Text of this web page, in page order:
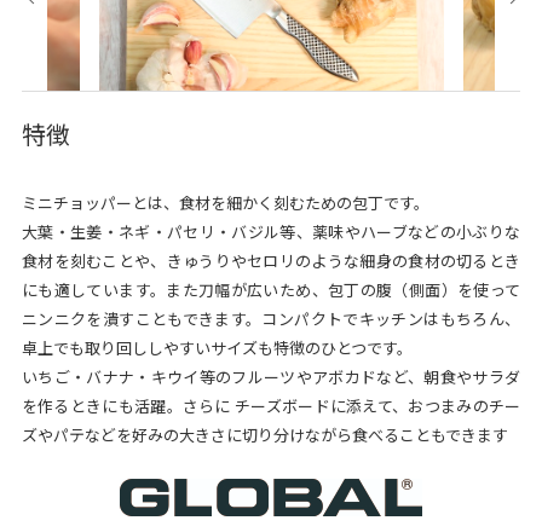
特徴
ミニチョッパーとは、食材を細かく刻むための包丁です。
大葉・生姜・ネギ・パセリ・バジル等、薬味やハーブなどの小ぶりな
食材を刻むことや、きゅうりやセロリのような細身の食材の切るとき
にも適しています。また刀幅が広いため、包丁の腹（側面）を使って
ニンニクを潰すこともできます。コンパクトでキッチンはもちろん、
卓上でも取り回ししやすいサイズも特徴のひとつです。
いちご・バナナ・キウイ等のフルーツやアボカドなど、朝食やサラダ
を作るときにも活躍。さらに チーズボードに添えて、おつまみのチー
ズやパテなどを好みの大きさに切り分けながら食べることもできます